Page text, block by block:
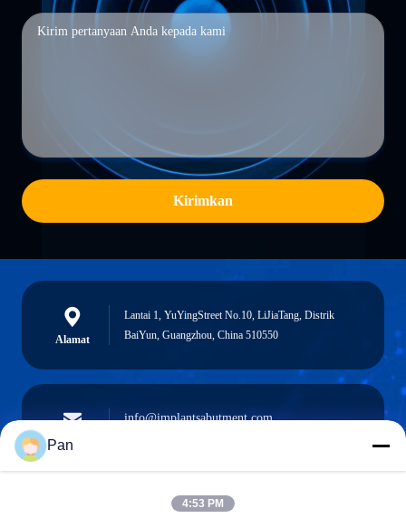
Kirimkan
Alamat
Lantai 1, YuYingStreet No.10, LiJiaTang, Distrik
BaiYun, Guangzhou, China 510550
Surel
info@implantsabutment.com
Pan
4:53 PM